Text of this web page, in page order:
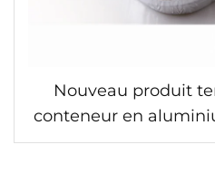
Nouveau produit
conteneur en
avec